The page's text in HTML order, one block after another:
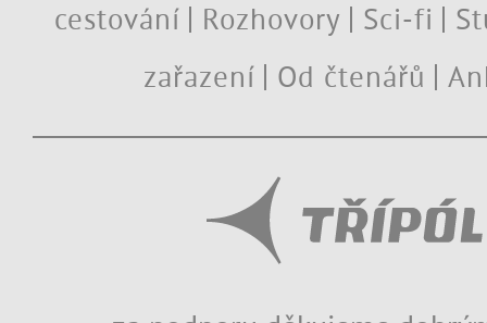
cestování
Rozhovory Sci-fi
zařazení
Od čtenářů